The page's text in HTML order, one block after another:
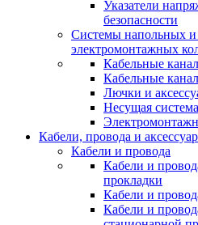
Указатели
безопасности
Системы напольных
электромонтажных
Кабельные
Кабельные
Лючки и
Несущая
Кабели, провода и
Кабели и провода
Кабели и
прокладки
Кабели и
Кабели и